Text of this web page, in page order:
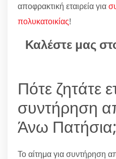
αποφρακτική εταιρεία για
πολυκατοικίας!
Καλέστε μας
Πότε ζητάτε
συντήρηση
Άνω Πατήσια;
Το αίτημα για συντήρηση